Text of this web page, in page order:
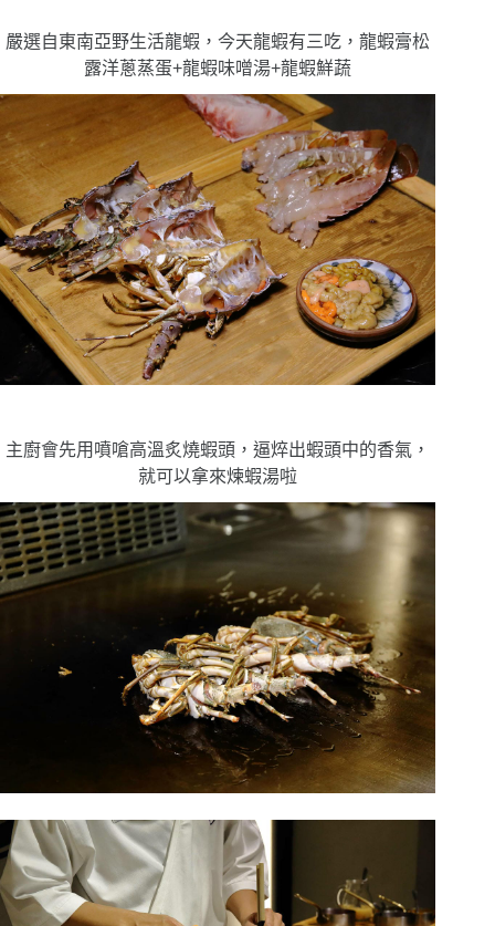
嚴選自東南亞野生活龍蝦，今天龍蝦有三吃，龍蝦膏松
露洋蔥蒸蛋+龍蝦味噌湯+龍蝦鮮蔬
主廚會先用噴嗆高溫炙燒蝦頭，逼焠出蝦頭中的香氣，
就可以拿來煉蝦湯啦